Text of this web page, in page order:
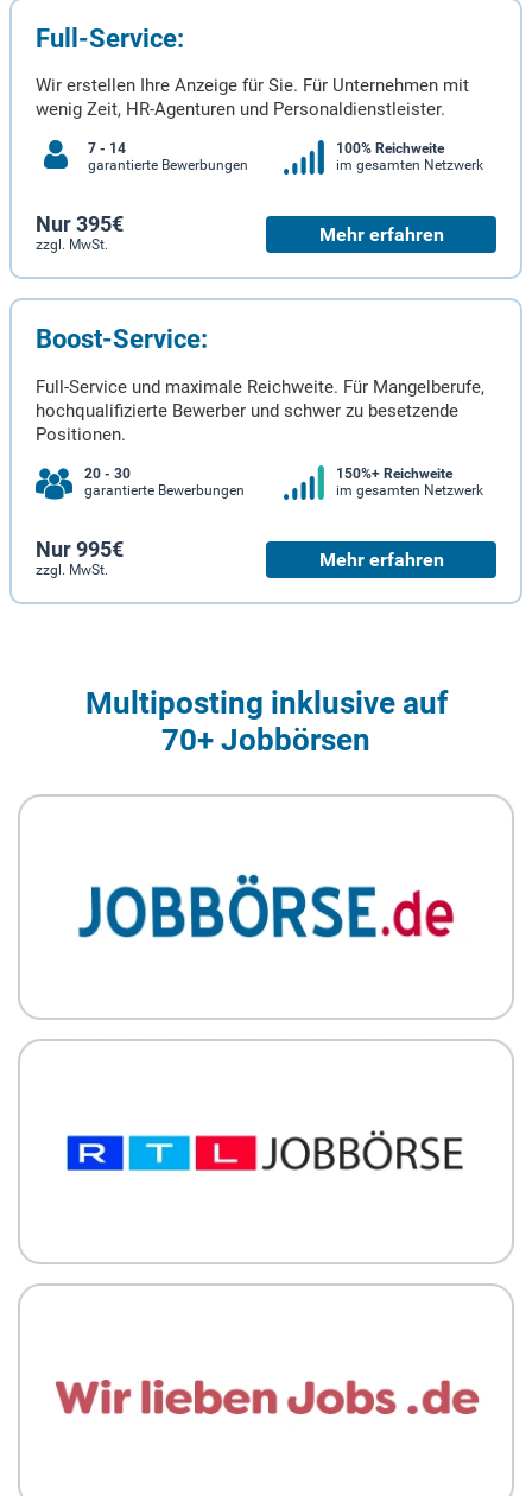
Full-Service:
Wir erstellen Ihre Anzeige für Sie. Für Unternehmen mit
wenig Zeit, HR-Agenturen und Personaldienstleister.
7 - 14
garantierte Bewerbungen
100% Reichweite
im gesamten Netzwerk
Nur 395€
zzgl. MwSt. Mehr erfahren
Boost-Service:
Full-Service und maximale Reichweite. Für Mangelberufe,
hochqualifizierte Bewerber und schwer zu besetzende
Positionen.
20 - 30
garantierte Bewerbungen
150%+ Reichweite
im gesamten Netzwerk
Nur 995€
zzgl. MwSt. Mehr erfahren
Multiposting inklusive auf
70+ Jobbörsen